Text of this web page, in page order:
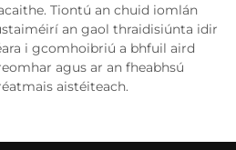
Tiontú an chuid iomlán
an gaol thraidisiúnta idir
i gcomhoibriú a bhfuil aird
agus ar an fheabhsú
aistéiteach.